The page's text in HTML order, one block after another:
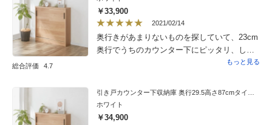
総合評価 4.7
￥33,900
2021/02/14
奥行きがあまりないものを探していて、23cm
奥行でうちのカウンター下にピッタリ、しか
も鏡面仕上げのため、とても綺麗で、スッキ
満足です。
もっと見る
ホワイト
￥34,900